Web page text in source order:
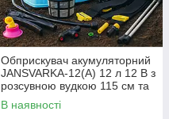
Обприскувач акумуляторний
JANSVARKA-12(А) 12 л 12 В з
розсувною вудкою 115 см та
4 насадками
В наявності